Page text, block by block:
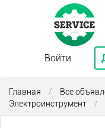
Войти
Главная / Все
Электроинструмент
/